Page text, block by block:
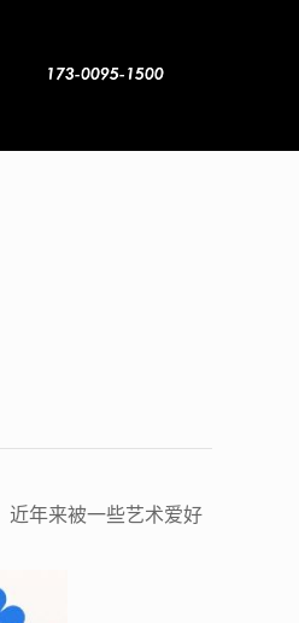
近年来被一些艺术爱好